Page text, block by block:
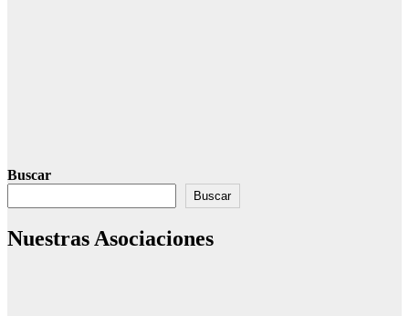
Buscar
Buscar
Nuestras Asociaciones